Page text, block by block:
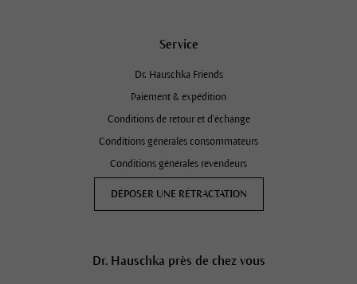
Service
Dr. Hauschka Friends
Paiement & expédition
Conditions de retour et d'échange
Conditions générales consommateurs
Conditions générales revendeurs
DÉPOSER UNE RÉTRACTATION
Dr. Hauschka près de chez vous